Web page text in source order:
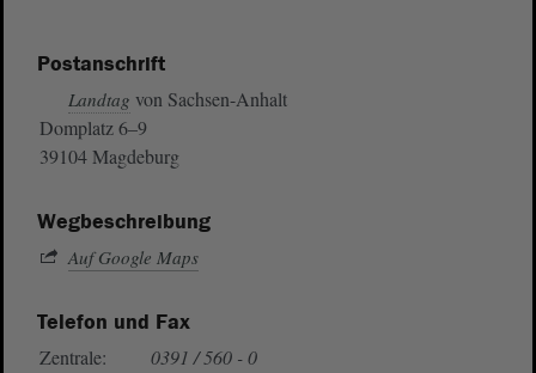
Postanschrift
Landtag von Sachsen-Anhalt
Domplatz 6–9
39104 Magdeburg
Wegbeschreibung
Auf Google Maps
Telefon und Fax
Zentrale:
0391 / 560 - 0